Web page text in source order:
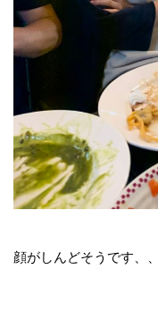
顔がしんどそうです、